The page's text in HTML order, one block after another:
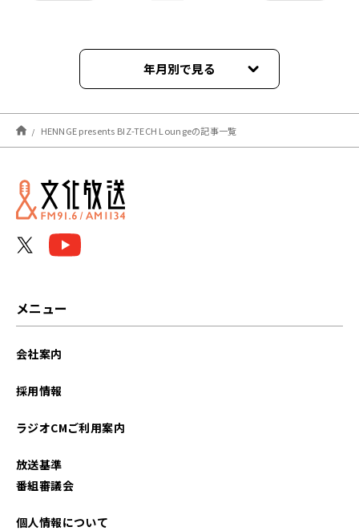
年月別で見る
2026年03月
2026年02月
2026年01月
2025年04月
HENNGE presents BIZ-TECH Loungeの記事一覧
メニュー
会社案内
採用情報
ラジオCMご利用案内
放送基準
番組審議会
個人情報について